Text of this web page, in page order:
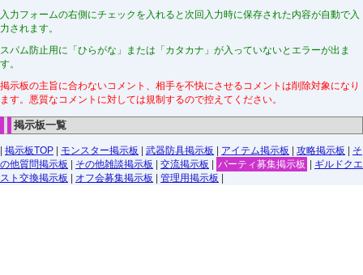
入力フォームの右側にチェックを入れると次回入力時に保存された内容が自動で入
力されます。
スパム防止用に「ひらがな」または「カタカナ」が入っていないとエラーが出ま
す。
掲示板の主旨に合わないコメント、相手を不快にさせるコメントは削除対象になり
ます。悪質なコメントに対しては規制するので控えてください。
掲示板一覧
掲示板TOP モンスター掲示板 武器防具掲示板 アイテム掲示板 攻略掲示板
そ
の他質問掲示板
その他雑談掲示板 交流掲示板 パーティ募集掲示板
ギルドクエ
スト交換掲示板
オフ会募集掲示板 管理用掲示板